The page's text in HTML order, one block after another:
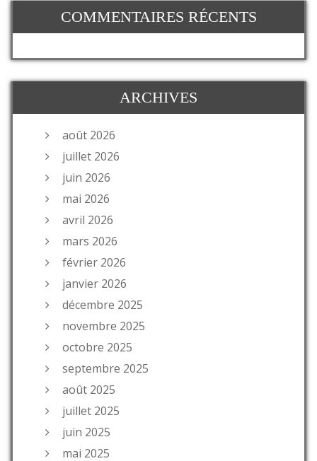
COMMENTAIRES RÉCENTS
ARCHIVES
août 2026
juillet 2026
juin 2026
mai 2026
avril 2026
mars 2026
février 2026
janvier 2026
décembre 2025
novembre 2025
octobre 2025
septembre 2025
août 2025
juillet 2025
juin 2025
mai 2025